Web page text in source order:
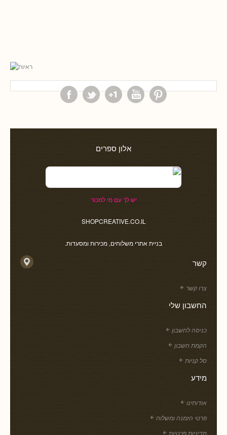
אלון ספרים
יש לך עם מי למכור
SHOPCREATIVE.CO.IL
בניית אתרי משלוחים, מכירות ומסעדות.
קשר
צרו קשר
החשבון שלי
כניסה לחשבון
הקמת חשבון
סל קניות
מידע
אודותינו
פרטי הזמנה ומשלוח
מדיניות פרטיות